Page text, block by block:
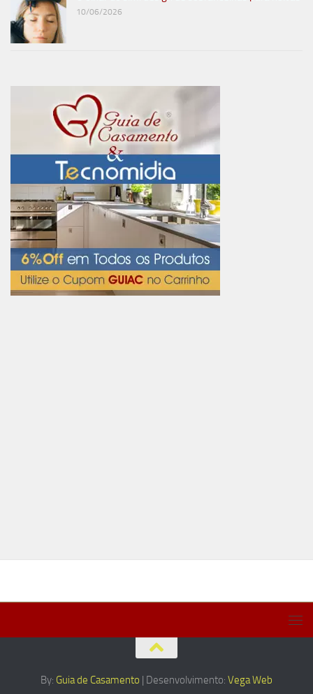
10/06/2026
By: Guia de Casamento | Desenvolvimento: Vega Web